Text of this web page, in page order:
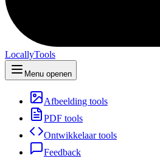
LocallyTools
Menu openen
Afbeelding tools
PDF tools
Ontwikkelaar tools
Feedback